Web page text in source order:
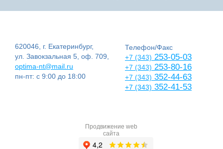
620046, г. Екатеринбург,
ул. Завокзальная 5, оф. 709,
optima-nt@mail.ru
пн-пт: с 9:00 до 18:00
Телефон/Факс
+7 (343) 253-05-03
+7 (343) 253-80-16
+7 (343) 352-44-63
+7 (343) 352-41-53
Продвижение web
сайта